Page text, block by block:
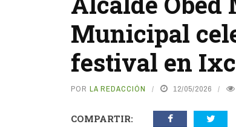
Municipal
festival en
POR LA REDACCIÓN 12/05/2026
COMPARTIR: